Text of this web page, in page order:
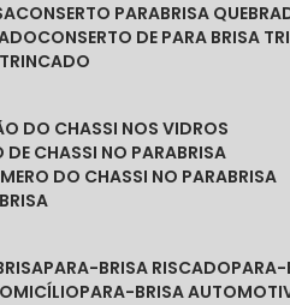
CONSERTO PARABRISA
CONSERTO DE PARA BRISA
TRINCADO
DO CHASSI NOS VIDROS
DE CHASSI NO PARABRISA
DO CHASSI NO PARABRISA
PARA-BRISA RISCADO
PARA-BRISA